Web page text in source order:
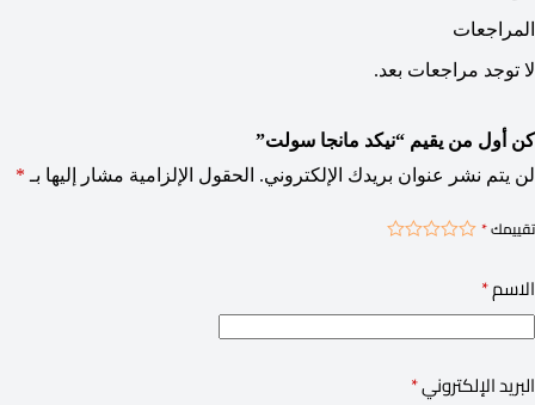
المراجعات
لا توجد مراجعات بعد.
كن أول من يقيم “نيكد مانجا سولت”
لن يتم نشر عنوان بريدك الإلكتروني. الحقول الإلزامية مشار إليها بـ *
تقييمك*
الاسم*
البريد الإلكتروني*